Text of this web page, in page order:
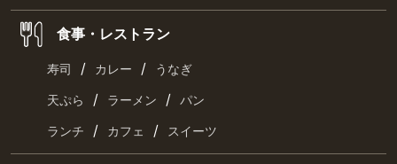
食事・レストラン
寿司 / カレー / うなぎ
天ぷら / ラーメン / パン
ランチ / カフェ / スイーツ